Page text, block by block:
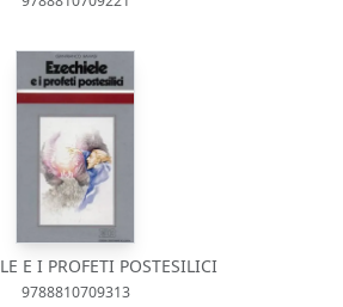
E I PROFETI POSTESILICI
9788810709313